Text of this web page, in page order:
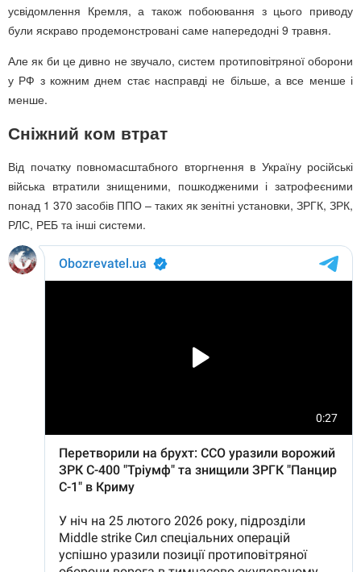
усвідомлення Кремля, а також побоювання з цього приводу
були яскраво продемонстровані саме напередодні 9 травня.
Але як би це дивно не звучало, систем протиповітряної оборони
у РФ з кожним днем стає насправді не більше, а все менше і
менше.
Сніжний ком втрат
Від початку повномасштабного вторгнення в Україну російські
війська втратили знищеними, пошкодженими і затрофеєними
понад 1 370 засобів ППО – таких як зенітні установки, ЗРГК, ЗРК,
РЛС, РЕБ та інші системи.